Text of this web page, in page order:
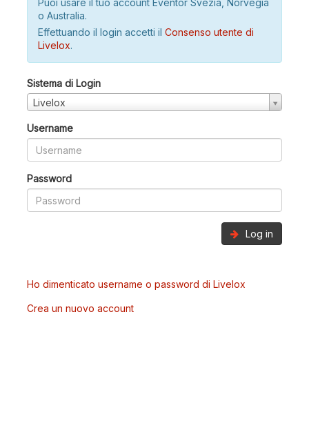
Puoi usare il tuo account Eventor Svezia, Norvegia
o Australia.
Effettuando il login accetti il Consenso utente di
Livelox.
Sistema di Login
Livelox
Username
Password
Log in
Ho dimenticato username o password di Livelox
Crea un nuovo account